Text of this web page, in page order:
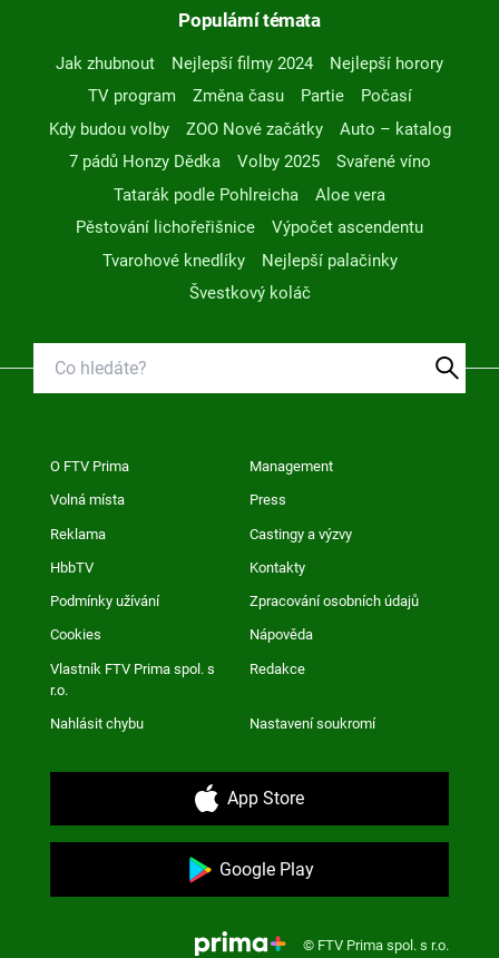
Populární témata
Jak zhubnout Nejlepší filmy 2024
Nejlepší horory
TV program
Změna času Partie
Počasí
Kdy budou volby
ZOO Nové začátky
Auto – katalog
7 pádů Honzy Dědka
Volby 2025
Svařené víno
Tatarák podle Pohlreicha
Aloe vera
Pěstování lichořeřišnice
Výpočet ascendentu
Tvarohové knedlíky
Nejlepší palačinky
Švestkový koláč
O FTV Prima Management
Volná místa Press
Reklama Castingy a výzvy
HbbTV Kontakty
Podmínky užívání Zpracování osobních údajů
Cookies Nápověda
Vlastník FTV Prima spol. s
r.o.
Redakce
Nahlásit chybu Nastavení soukromí
App Store
Google Play
© FTV Prima spol. s r.o.